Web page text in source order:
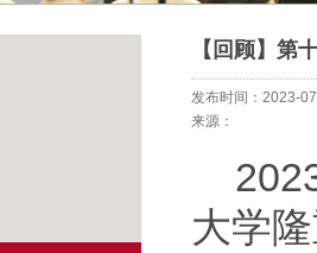
【回顾】第
发布时间：2023-
来源：
大学